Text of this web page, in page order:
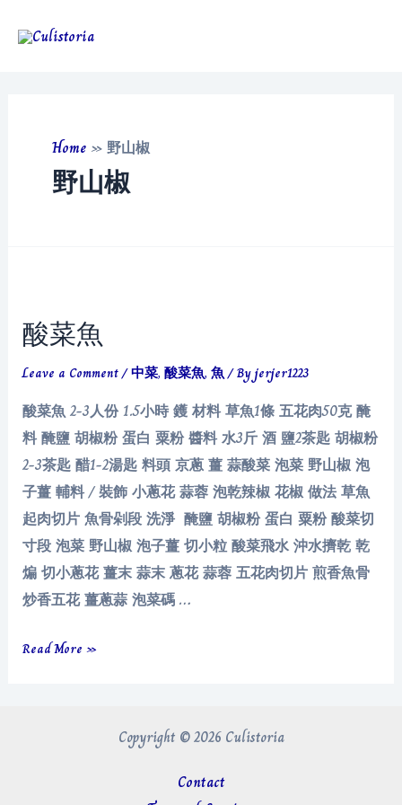
Home »野山椒
野山椒
酸菜魚
Leave a Comment/中菜,酸菜魚,魚/ Byjerjer1223
酸菜魚 2-3人份 1.5小時 鑊 材料 草魚1條 五花肉50克 醃
料 醃鹽 胡椒粉 蛋白 粟粉 醬料 水3斤 酒 鹽2茶匙 胡椒粉
2-3茶匙 醋1-2湯匙 料頭 京蔥 薑 蒜酸菜 泡菜 野山椒 泡
子薑 輔料 / 裝飾 小蔥花 蒜蓉 泡乾辣椒 花椒 做法 草魚
起肉切片 魚骨剁段 洗淨 醃鹽 胡椒粉 蛋白 粟粉 酸菜切
寸段 泡菜 野山椒 泡子薑 切小粒 酸菜飛水 沖水擠乾 乾
煸 切小蔥花 薑末 蒜末 蔥花 蒜蓉 五花肉切片 煎香魚骨
炒香五花 薑蔥蒜 泡菜碼 …
酸
Read More »
Copyright © 2026 Culistoria
Contact